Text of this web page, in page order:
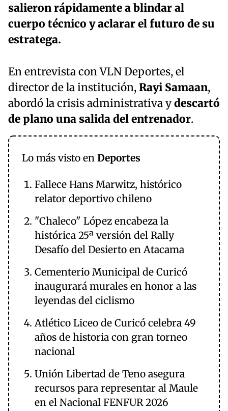
salieron rápidamente a blindar al
cuerpo técnico y aclarar el futuro de su
estratega.
En entrevista con VLN Deportes, el
director de la institución,Rayi Samaan,
abordó la crisis administrativa ydescartó
de plano una salida del entrenador.
Lo más visto en Deportes
Fallece Hans Marwitz, histórico
relator deportivo chileno
"Chaleco" López encabeza la
histórica 25ª versión del Rally
Desafío del Desierto en Atacama
Cementerio Municipal de Curicó
inaugurará murales en honor a las
leyendas del ciclismo
Atlético Liceo de Curicó celebra 49
años de historia con gran torneo
nacional
Unión Libertad de Teno asegura
recursos para representar al Maule
en el Nacional FENFUR 2026